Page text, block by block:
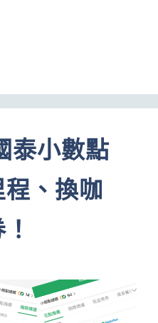
泰小數點
、換咖